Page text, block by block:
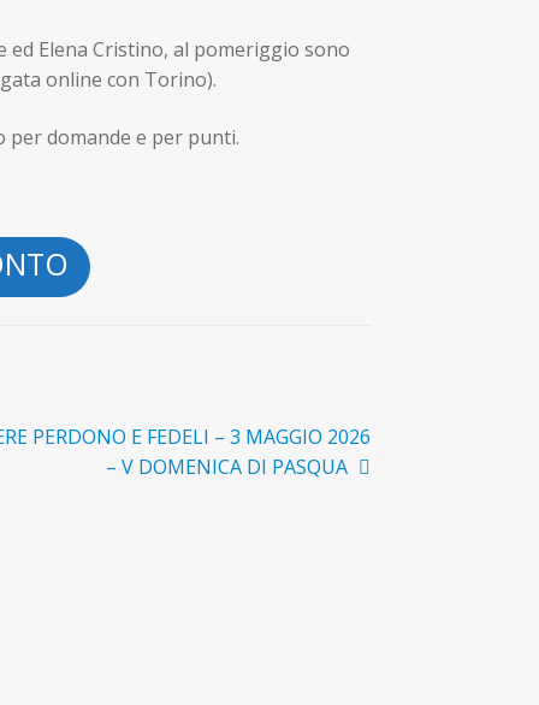
Elena Cristino, al pomeriggio sono
online con Torino).
domande e per punti.
PERDONO E FEDELI – 3 MAGGIO 2026
– V DOMENICA DI PASQUA